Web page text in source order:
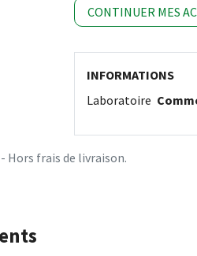
CONTINUER MES
INFORMATIONS
Laboratoire
Hors frais de livraison.